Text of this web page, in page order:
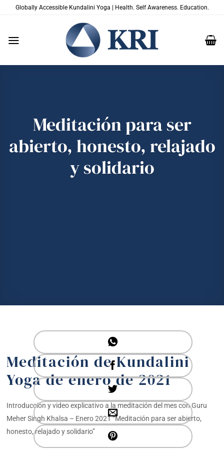
SaltarGlobally Accessible Kundalini Yoga | Health. Self Awareness. Education.
Meditación para ser
abierto, honesto, relajado
y solidario
Meditación de Kundalini
Yoga de enero de 2021
Introducción y video explicativo a la meditación del mes con Guru
Meher Singh Khalsa – Enero 2021 “Meditación para ser abierto,
honesto, relajado y solidario”